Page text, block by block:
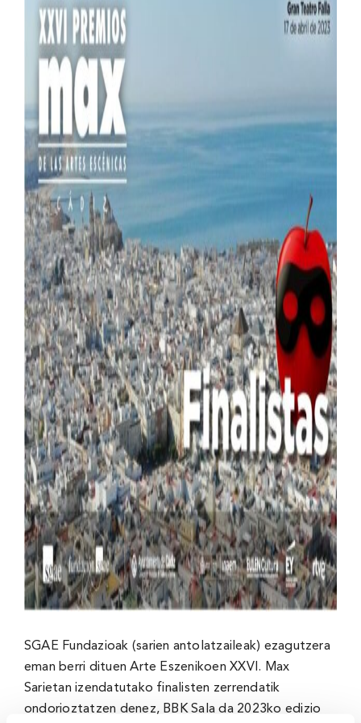
SGAE Fundazioak (sarien antolatzaileak) ezagutzera
eman berri dituen Arte Eszenikoen XXVI. Max
Sarietan izendatutako finalisten zerrendatik
ondorioztatzen denez, BBK Sala da 2023ko edizio